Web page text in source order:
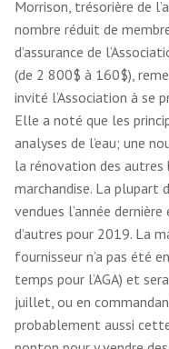
Morrison, trésorière de
nombre réduit de
d’assurance de
(de 2 800$ à 160$),
invité l’Association à se
Elle a noté que les
analyses de l’eau; une
la rénovation des
marchandise. La
vendues l’année
d’autres pour 2019. La
fournisseur n’a pas été
temps pour l’AGA) et
juillet, ou en
probablement aussi